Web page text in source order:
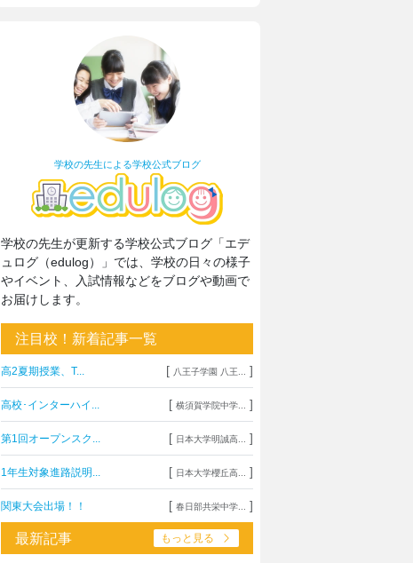
学校の先生による学校公式ブログ
学校の先生が更新する学校公式ブログ「エデ
ュログ（edulog）」では、学校の日々の様子
やイベント、入試情報などをブログや動画で
お届けします。
注目校！新着記事一覧
高2夏期授業、T... [ 八王子学園 八王... ]
高校･インターハイ... [ 横須賀学院中学... ]
第1回オープンスク... [ 日本大学明誠高... ]
1年生対象進路説明... [ 日本大学櫻丘高... ]
関東大会出場！！ [ 春日部共栄中学... ]
最新記事 もっと見る